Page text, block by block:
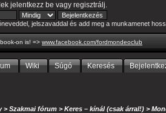
jelentkezz be vagy regisztrálj
jelszavaddal és add meg a munkamenet
on is! => www.facebook.com/fordmondeoclub
Wiki Súgó Keresés
>Szakmai fórum >Keres – kínál (csak árral!) >